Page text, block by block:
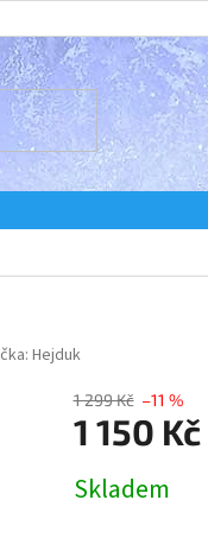
Hejduk
1 299 Kč –11 %
1 150 Kč
cena:
Skladem